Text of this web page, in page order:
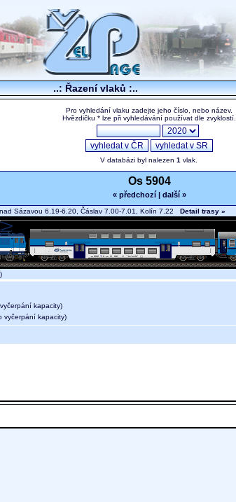
..: Řazení vlaků :..
Pro vyhledání vlaku zadejte jeho číslo, nebo název.
Hvězdičku * lze při vyhledávání používat dle zvyklostí.
V databázi byl nalezen 1 vlak.
Os 5904
« předchozí| další »
Sázavou 6.19-6.20, Čáslav 7.00-7.01, Kolín 7.22 Detail trasy »
)
kapacity)
vyčerpání kapacity)